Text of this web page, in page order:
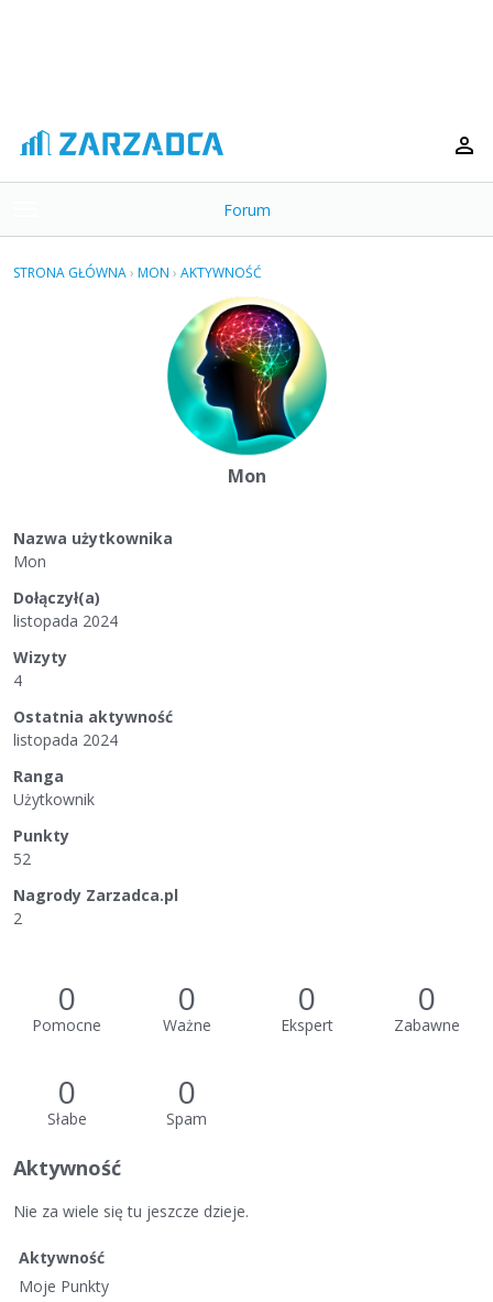
o
g
Forum
STRONA GŁÓWNA› MON › AKTYWNOŚĆ
Mon
Nazwa użytkownika
Mon
Dołączył(a)
listopada 2024
Wizyty
4
Ostatnia aktywność
listopada 2024
Ranga
Użytkownik
Punkty
52
Nagrody Zarzadca.pl
2
0
Pomocne
0
Ważne
0
Ekspert
0
Zabawne
0
Słabe
0
Spam
Aktywność
Nie za wiele się tu jeszcze dzieje.
Aktywność
Moje Punkty